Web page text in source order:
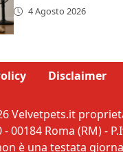
4 Agosto 2026
Disclaimer
Velvetpets.it
00184 Roma (RM) -
è una testata